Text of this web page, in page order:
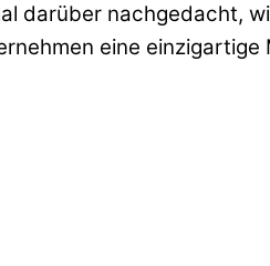
darüber nachgedacht,
eine